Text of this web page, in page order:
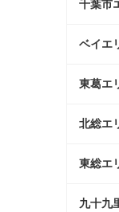
千葉市
中央区
花見
稲毛区
ベイエ
市川市
船橋市
習志野
東葛エ
松戸市
野田市
柏市
北総エ
八千
成田市
東総エ
銚子市
九十九